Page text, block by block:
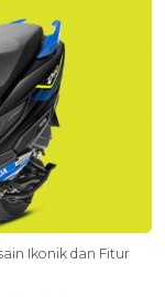
Ikonik dan Fitur